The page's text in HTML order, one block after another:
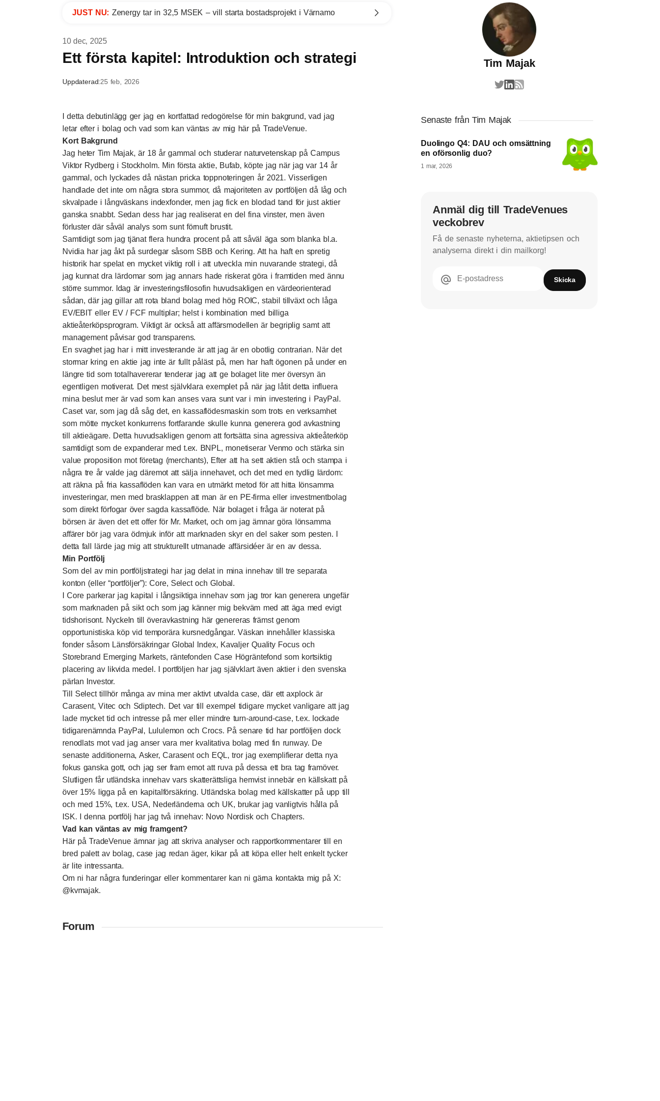
JUST NU: Zenergy tar in 32,5 MSEK – vill starta bostadsprojekt i Värnamo
10 dec, 2025
Ett första kapitel: Introduktion och strategi
Uppdaterad:25 feb, 2026
I detta debutinlägg ger jag en kortfattad redogörelse för min bakgrund, vad jag
letar efter i bolag och vad som kan väntas av mig här på TradeVenue.
Kort Bakgrund
Jag heter Tim Majak, är 18 år gammal och studerar naturvetenskap på Campus
Viktor Rydberg i Stockholm. Min första aktie, Bufab, köpte jag när jag var 14 år
gammal, och lyckades då nästan pricka toppnoteringen år 2021. Visserligen
handlade det inte om några stora summor, då majoriteten av portföljen då låg och
skvalpade i långväskans indexfonder, men jag fick en blodad tand för just aktier
ganska snabbt. Sedan dess har jag realiserat en del fina vinster, men även
förluster där såväl analys som sunt förnuft brustit.
Samtidigt som jag tjänat flera hundra procent på att såväl äga som blanka bl.a.
Nvidia har jag åkt på surdegar såsom SBB och Kering. Att ha haft en spretig
historik har spelat en mycket viktig roll i att utveckla min nuvarande strategi, då
jag kunnat dra lärdomar som jag annars hade riskerat göra i framtiden med ännu
större summor. Idag är investeringsfilosofin huvudsakligen en värdeorienterad
sådan, där jag gillar att rota bland bolag med hög ROIC, stabil tillväxt och låga
EV/EBIT eller EV / FCF multiplar; helst i kombination med billiga
aktieåterköpsprogram. Viktigt är också att affärsmodellen är begriplig samt att
management påvisar god transparens.
En svaghet jag har i mitt investerande är att jag är en obotlig contrarian. När det
stormar kring en aktie jag inte är fullt påläst på, men har haft ögonen på under en
längre tid som totalhavererar tenderar jag att ge bolaget lite mer översyn än
egentligen motiverat. Det mest självklara exemplet på när jag låtit detta influera
mina beslut mer är vad som kan anses vara sunt var i min investering i PayPal.
Caset var, som jag då såg det, en kassaflödesmaskin som trots en verksamhet
som mötte mycket konkurrens fortfarande skulle kunna generera god avkastning
till aktieägare. Detta huvudsakligen genom att fortsätta sina agressiva aktieåterköp
samtidigt som de expanderar med t.ex. BNPL, monetiserar Venmo och stärka sin
value proposition mot företag (merchants), Efter att ha sett aktien stå och stampa i
några tre år valde jag däremot att sälja innehavet, och det med en tydlig lärdom:
att räkna på fria kassaflöden kan vara en utmärkt metod för att hitta lönsamma
investeringar, men med brasklappen att man är en PE-firma eller investmentbolag
som direkt förfogar över sagda kassaflöde. När bolaget i fråga är noterat på
börsen är även det ett offer för Mr. Market, och om jag ämnar göra lönsamma
affärer bör jag vara ödmjuk inför att marknaden skyr en del saker som pesten. I
detta fall lärde jag mig att strukturellt utmanade affärsidéer är en av dessa.
Min Portfölj
Som del av min portföljstrategi har jag delat in mina innehav till tre separata
konton (eller “portföljer”): Core, Select och Global.
I Core parkerar jag kapital i långsiktiga innehav som jag tror kan generera ungefär
som marknaden på sikt och som jag känner mig bekväm med att äga med evigt
tidshorisont. Nyckeln till överavkastning här genereras främst genom
opportunistiska köp vid temporära kursnedgångar. Väskan innehåller klassiska
fonder såsom Länsförsäkringar Global Index, Kavaljer Quality Focus och
Storebrand Emerging Markets, räntefonden Case Högräntefond som kortsiktig
placering av likvida medel. I portföljen har jag självklart även aktier i den svenska
pärlan Investor.
Till Select tillhör många av mina mer aktivt utvalda case, där ett axplock är
Carasent, Vitec och Sdiptech. Det var till exempel tidigare mycket vanligare att jag
lade mycket tid och intresse på mer eller mindre turn-around-case, t.ex. lockade
tidigarenämnda PayPal, Lululemon och Crocs. På senare tid har portföljen dock
renodlats mot vad jag anser vara mer kvalitativa bolag med fin runway. De
senaste additionerna, Asker, Carasent och EQL, tror jag exemplifierar detta nya
fokus ganska gott, och jag ser fram emot att ruva på dessa ett bra tag framöver.
Slutligen får utländska innehav vars skatterättsliga hemvist innebär en källskatt på
över 15% ligga på en kapitalförsäkring. Utländska bolag med källskatter på upp till
och med 15%, t.ex. USA, Nederländerna och UK, brukar jag vanligtvis hålla på
ISK. I denna portfölj har jag två innehav: Novo Nordisk och Chapters.
Vad kan väntas av mig framgent?
Här på TradeVenue ämnar jag att skriva analyser och rapportkommentarer till en
bred palett av bolag, case jag redan äger, kikar på att köpa eller helt enkelt tycker
är lite intressanta.
Om ni har några funderingar eller kommentarer kan ni gärna kontakta mig på X:
@kvmajak.
Forum
Tim Majak
Senaste från Tim Majak
Duolingo Q4: DAU och omsättning
en oförsonlig duo?
1 mar, 2026
Anmäl dig till TradeVenues
veckobrev
Få de senaste nyheterna, aktietipsen och
analyserna direkt i din mailkorg!
E-postadress Skicka